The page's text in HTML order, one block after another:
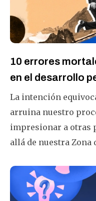
10 errores
en el desarrollo
La intención
arruina nuestro
impresionar a otras
allá de nuestra Zona
la implementación.
establecimiento de